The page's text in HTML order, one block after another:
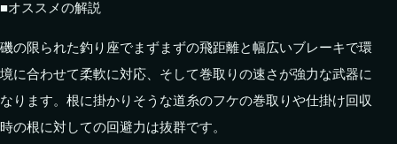
■オススメの解説
磯の限られた釣り座でまずまずの飛距離と幅広いブレーキで環
境に合わせて柔軟に対応、そして巻取りの速さが強力な武器に
なります。根に掛かりそうな道糸のフケの巻取りや仕掛け回収
時の根に対しての回避力は抜群です。